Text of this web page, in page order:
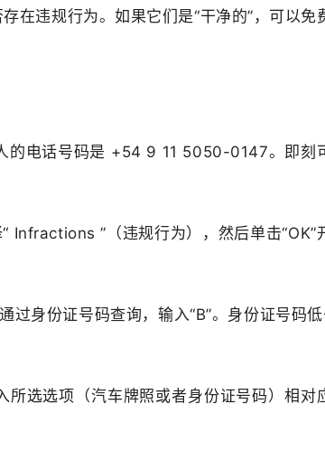
在违规行为。如果它们是“干净的”，可以免
的电话号码是 +54 9 11 5050-0147。即刻
Infractions ”（违规行为），然后单击“OK”
过身份证号码查询，输入“B”。身份证号码
选选项（汽车牌照或者身份证号码）相对